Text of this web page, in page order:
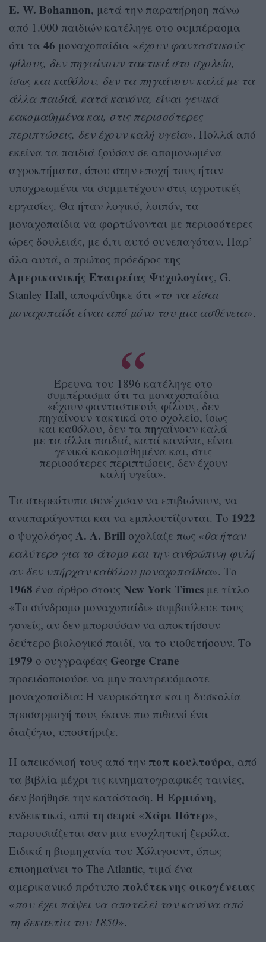
E. W. Bohannon, μετά την παρατήρηση πάνω
από 1.000 παιδιών κατέληγε στο συμπέρασμα
ότι τα 46 μοναχοπαίδια «έχουν φανταστικούς
φίλους, δεν πηγαίνουν τακτικά στο σχολείο,
ίσως και καθόλου, δεν τα πηγαίνουν καλά με τα
άλλα παιδιά, κατά κανόνα, είναι γενικά
κακομαθημένα και, στις περισσότερες
περιπτώσεις, δεν έχουν καλή υγεία». Πολλά από
εκείνα τα παιδιά ζούσαν σε απομονωμένα
αγροκτήματα, όπου στην εποχή τους ήταν
υποχρεωμένα να συμμετέχουν στις αγροτικές
εργασίες. Θα ήταν λογικό, λοιπόν, τα
μοναχοπαίδια να φορτώνονται με περισσότερες
ώρες δουλειάς, με ό,τι αυτό συνεπαγόταν. Παρ’
όλα αυτά, ο πρώτος πρόεδρος της
Αμερικανικής Εταιρείας Ψυχολογίας, G.
Stanley Hall, αποφάνθηκε ότι «το να είσαι
μοναχοπαίδι είναι από μόνο του μια ασθένεια».
Έρευνα του 1896 κατέληγε στο
συμπέρασμα ότι τα μοναχοπαίδια
«έχουν φανταστικούς φίλους, δεν
πηγαίνουν τακτικά στο σχολείο, ίσως
και καθόλου, δεν τα πηγαίνουν καλά
με τα άλλα παιδιά, κατά κανόνα, είναι
γενικά κακομαθημένα και, στις
περισσότερες περιπτώσεις, δεν έχουν
καλή υγεία».
Τα στερεότυπα συνέχισαν να επιβιώνουν, να
αναπαράγονται και να εμπλουτίζονται. Το 1922
ο ψυχολόγος A. A. Brill σχολίαζε πως «θα ήταν
καλύτερο για το άτομο και την ανθρώπινη φυλή
αν δεν υπήρχαν καθόλου μοναχοπαίδια». Το
1968 ένα άρθρο στους New York Times με τίτλο
«Το σύνδρομο μοναχοπαίδι» συμβούλευε τους
γονείς, αν δεν μπορούσαν να αποκτήσουν
δεύτερο βιολογικό παιδί, να το υιοθετήσουν. Το
1979 ο συγγραφέας George Crane
προειδοποιούσε να μην παντρευόμαστε
μοναχοπαίδια: Η νευρικότητα και η δυσκολία
προσαρμογή τους έκανε πιο πιθανό ένα
διαζύγιο, υποστήριζε.
Η απεικόνισή τους από την ποπ κουλτούρα, από
τα βιβλία μέχρι τις κινηματογραφικές ταινίες,
δεν βοήθησε την κατάσταση. Η Ερμιόνη,
ενδεικτικά, από τη σειρά «Χάρι Πότερ»,
παρουσιάζεται σαν μια ενοχλητική ξερόλα.
Ειδικά η βιομηχανία του Χόλιγουντ, όπως
επισημαίνει το The Atlantic, τιμά ένα
αμερικανικό πρότυπο πολύτεκνης οικογένειας
«που έχει πάψει να αποτελεί τον κανόνα από
τη δεκαετία του 1850».